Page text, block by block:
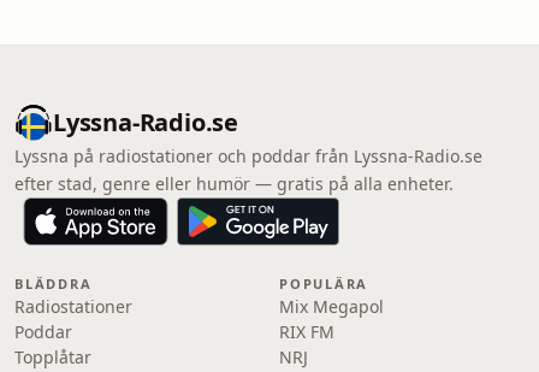
Lyssna-Radio.se
Lyssna på radiostationer och poddar från Lyssna-Radio.se
efter stad, genre eller humör — gratis på alla enheter.
BLÄDDRA
Radiostationer
Poddar
Topplåtar
POPULÄRA
Mix Megapol
RIX FM
NRJ